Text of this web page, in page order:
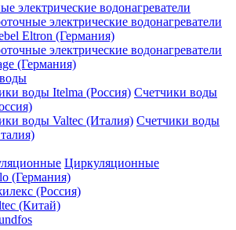
электрические водонагреватели
электрические водонагреватели
Eltron (Германия)
электрические водонагреватели
(Германия)
Счетчики воды
Счетчики воды
Циркуляционные
(Германия)
(Россия)
(Китай)